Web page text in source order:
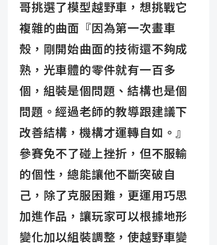
哥挑選了模型越野車，想挑戰它
複雜的曲面『因為第一次畫車
殼，剛開始曲面的技術還不夠成
熟，光車體的零件就有一百多
個，組裝是個問題、結構也是個
問題。經過老師的教導跟建議下
改善結構，機構才運轉自如。』
參賽免不了碰上挫折，但不服輸
的個性，總能讓他不斷突破自
己，除了克服困難，更運用巧思
加進作品，讓玩家可以根據地形
變化加以組裝調整，使越野車變